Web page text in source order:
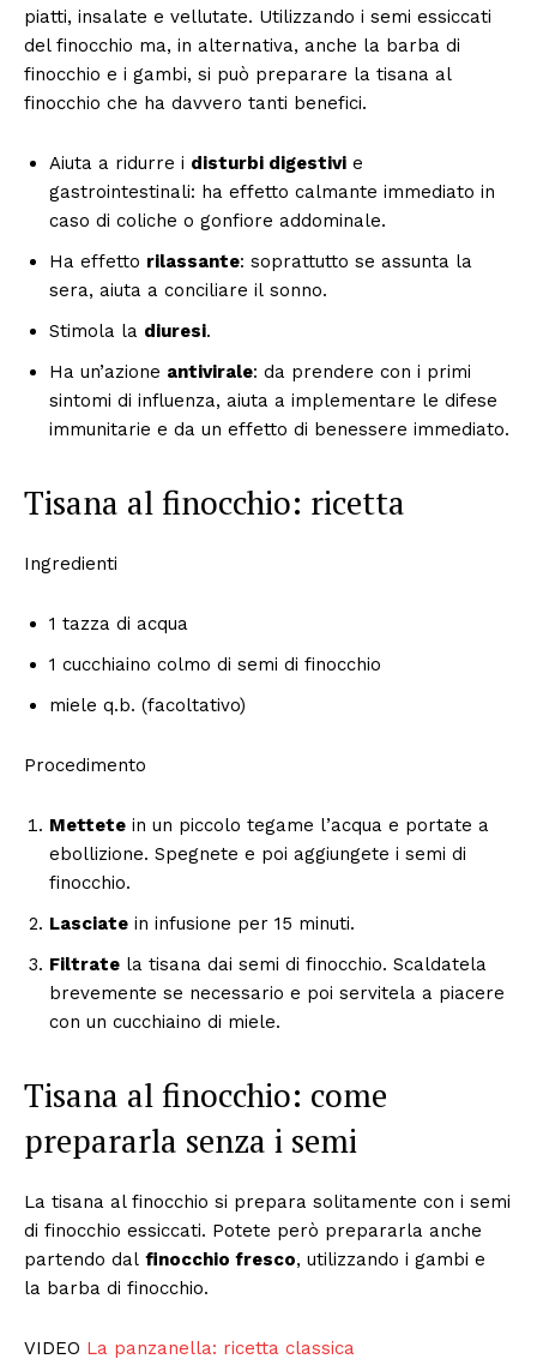
piatti, insalate e vellutate. Utilizzando i semi essiccati
del finocchio ma, in alternativa, anche la barba di
finocchio e i gambi, si può preparare la tisana al
finocchio che ha davvero tanti benefici.
Aiuta a ridurre i disturbi digestivi e
gastrointestinali: ha effetto calmante immediato in
caso di coliche o gonfiore addominale.
Ha effetto rilassante: soprattutto se assunta la
sera, aiuta a conciliare il sonno.
Stimola la diuresi.
Ha un’azione antivirale: da prendere con i primi
sintomi di influenza, aiuta a implementare le difese
immunitarie e da un effetto di benessere immediato.
Tisana al finocchio: ricetta
Ingredienti
1 tazza di acqua
1 cucchiaino colmo di semi di finocchio
miele q.b. (facoltativo)
Procedimento
Mettete in un piccolo tegame l’acqua e portate a
ebollizione. Spegnete e poi aggiungete i semi di
finocchio.
Lasciate in infusione per 15 minuti.
Filtrate la tisana dai semi di finocchio. Scaldatela
brevemente se necessario e poi servitela a piacere
con un cucchiaino di miele.
Tisana al finocchio: come
prepararla senza i semi
La tisana al finocchio si prepara solitamente con i semi
di finocchio essiccati. Potete però prepararla anche
partendo dal finocchio fresco, utilizzando i gambi e
la barba di finocchio.
VIDEO La panzanella: ricetta classica